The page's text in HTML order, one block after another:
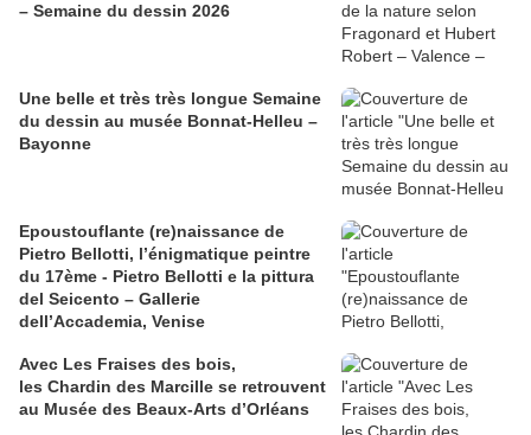
– Semaine du dessin 2026
Une belle et très très longue Semaine
du dessin au musée Bonnat-Helleu –
Bayonne
Epoustouflante (re)naissance de
Pietro Bellotti, l’énigmatique peintre
du 17ème - Pietro Bellotti e la pittura
del Seicento – Gallerie
dell’Accademia, Venise
Avec Les Fraises des bois,
les Chardin des Marcille se retrouvent
au Musée des Beaux-Arts d’Orléans